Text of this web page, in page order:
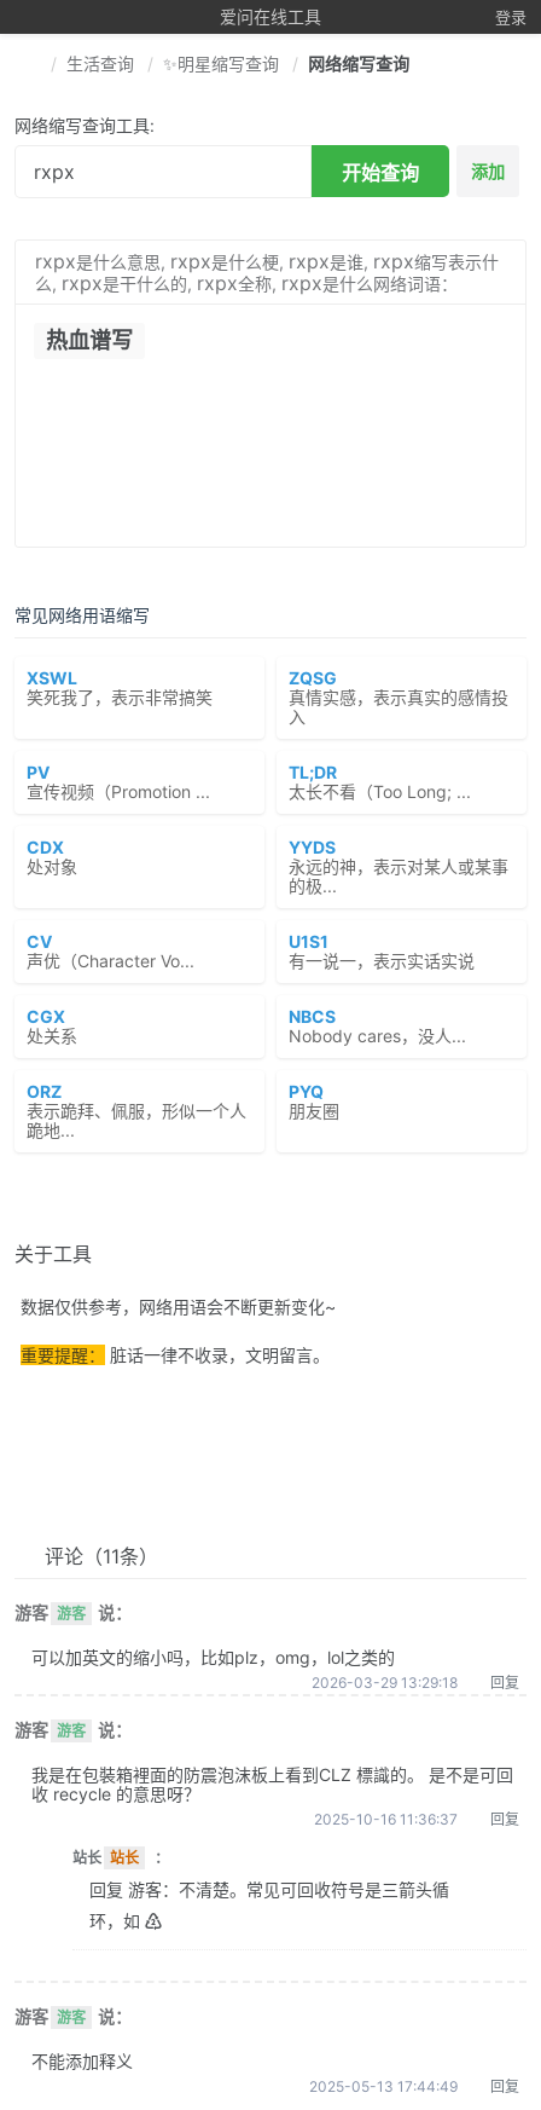
爱问在线工具 登录
生活查询 ✨明星缩写查询 网络缩写查询
网络缩写查询工具:
开始查询 添加
rxpx是什么意思, rxpx是什么梗, rxpx是谁, rxpx缩写表示什
么, rxpx是干什么的, rxpx全称, rxpx是什么网络词语：
热血谱写
常见网络用语缩写
XSWL
笑死我了，表示非常搞笑
ZQSG
真情实感，表示真实的感情投
入
PV
宣传视频（Promotion ...
TL;DR
太长不看（Too Long; ...
CDX
处对象
YYDS
永远的神，表示对某人或某事
的极...
CV
声优（Character Vo...
U1S1
有一说一，表示实话实说
CGX
处关系
NBCS
Nobody cares，没人...
ORZ
表示跪拜、佩服，形似一个人
跪地...
PYQ
朋友圈
关于工具
数据仅供参考，网络用语会不断更新变化~
重要提醒： 脏话一律不收录，文明留言。
评论 （11条）
游客 游客 说：
可以加英文的缩小吗，比如plz，omg，lol之类的
2026-03-29 13:29:18 回复
游客 游客 说：
我是在包裝箱裡面的防震泡沫板上看到CLZ 標識的。 是不是可回
收 recycle 的意思呀？
2025-10-16 11:36:37 回复
站长 站长 ：
回复 游客：不清楚。常见可回收符号是三箭头循
环，如 ♴
游客 游客 说：
不能添加释义
2025-05-13 17:44:49 回复